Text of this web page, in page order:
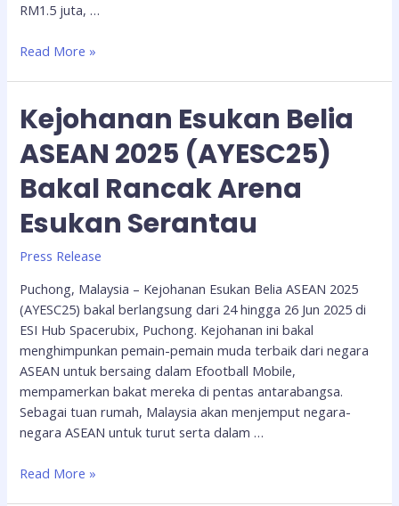
RM1.5 juta, …
Read More »
Kejohanan Esukan Belia
ASEAN 2025 (AYESC25)
Bakal Rancak Arena
Esukan Serantau
Press Release
Puchong, Malaysia – Kejohanan Esukan Belia ASEAN 2025
(AYESC25) bakal berlangsung dari 24 hingga 26 Jun 2025 di
ESI Hub Spacerubix, Puchong. Kejohanan ini bakal
menghimpunkan pemain-pemain muda terbaik dari negara
ASEAN untuk bersaing dalam Efootball Mobile,
mempamerkan bakat mereka di pentas antarabangsa.
Sebagai tuan rumah, Malaysia akan menjemput negara-
negara ASEAN untuk turut serta dalam …
Read More »